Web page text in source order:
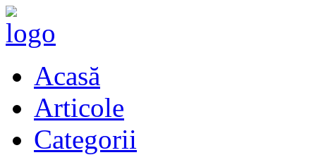
Acasă
Articole
Categorii